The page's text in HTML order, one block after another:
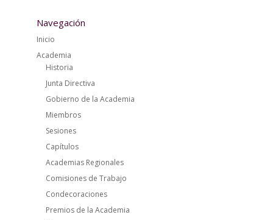
Navegación
Inicio
Academia
Historia
Junta Directiva
Gobierno de la Academia
Miembros
Sesiones
Capítulos
Academias Regionales
Comisiones de Trabajo
Condecoraciones
Premios de la Academia